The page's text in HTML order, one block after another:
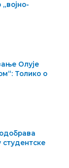
Олује
Толико о